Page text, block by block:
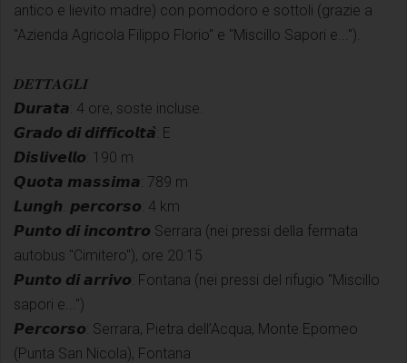
antico e lievito madre) con pomodoro e sottoli (grazie a
"Azienda Agricola Filippo Florio" e "Miscillo Sapori e...").
𝑫𝑬𝑻𝑻𝑨𝑮𝑳𝑰
𝘿𝙪𝙧𝙖𝙩𝙖: 4 ore, soste incluse.
𝙂𝙧𝙖𝙙𝙤 𝙙𝙞 𝙙𝙞𝙛𝙛𝙞𝙘𝙤𝙡𝙩𝙖̀: E
𝘿𝙞𝙨𝙡𝙞𝙫𝙚𝙡𝙡𝙤: 190 m
𝙌𝙪𝙤𝙩𝙖 𝙢𝙖𝙨𝙨𝙞𝙢𝙖: 789 m
𝙇𝙪𝙣𝙜𝙝. 𝙥𝙚𝙧𝙘𝙤𝙧𝙨𝙤: 4 km
𝙋𝙪𝙣𝙩𝙤 𝙙𝙞 𝙞𝙣𝙘𝙤𝙣𝙩𝙧𝙤 Serrara (nei pressi della fermata
autobus "Cimitero"), ore 20:15
𝙋𝙪𝙣𝙩𝙤 𝙙𝙞 𝙖𝙧𝙧𝙞𝙫𝙤: Fontana (nei pressi del rifugio "Miscillo
sapori e...")
𝙋𝙚𝙧𝙘𝙤𝙧𝙨𝙤: Serrara, Pietra dell’Acqua, Monte Epomeo
(Punta San Nicola), Fontana